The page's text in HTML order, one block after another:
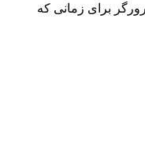
برای زمانی که